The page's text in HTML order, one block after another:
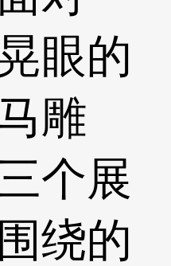
眼的
雕
个展
绕的